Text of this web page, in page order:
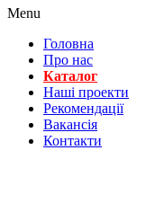
Menu
Головна
Про нас
Каталог
Нашi проекти
Рекомендації
Вакансiя
Контакти